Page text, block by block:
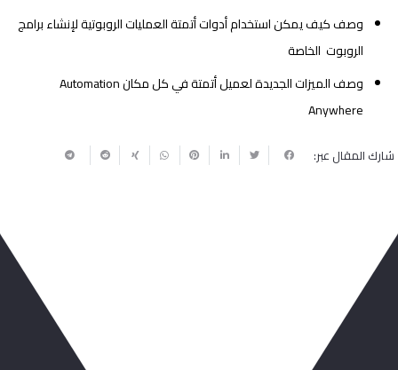
وصف كيف يمكن استخدام أدوات أتمتة العمليات الروبوتية لإنشاء برامج
الروبوت الخاصة
وصف الميزات الجديدة لعميل أتمتة في كل مكانAutomation
Anywhere
شارك المقال عبر: